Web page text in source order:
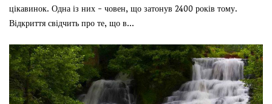
цікавинок. Одна із них - човен, що затонув 2400 років тому.
Відкриття свідчить про те, що в...